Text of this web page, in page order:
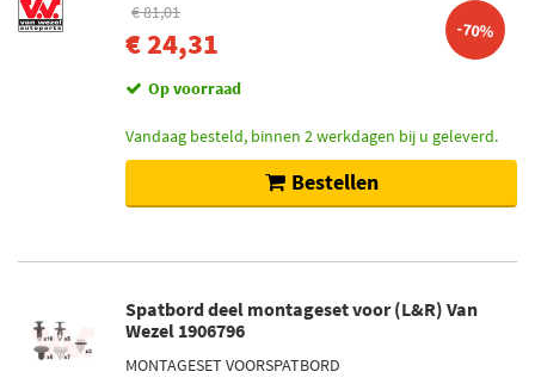
€ 81,01
€ 24,31 -70%
Op voorraad
Vandaag besteld, binnen 2 werkdagen bij u geleverd.
Bestellen
Spatbord deel montageset voor (L&R) Van
Wezel 1906796
MONTAGESET VOORSPATBORD